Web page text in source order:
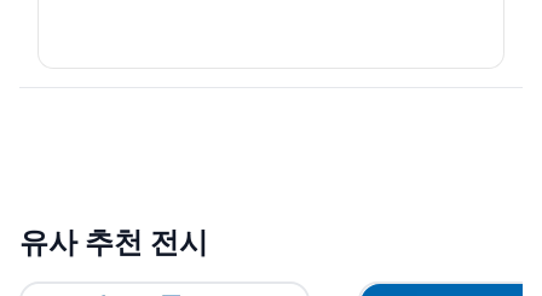
유사 추천 전시